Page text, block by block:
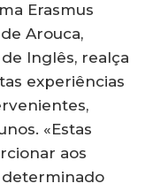
Erasmus
Arouca,
Inglês, realça
experiências
«Estas
aos
determinado